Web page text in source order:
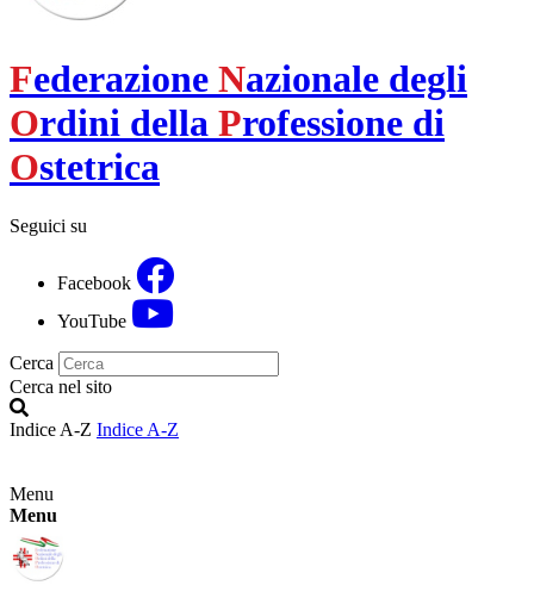
Federazione Nazionale degli
Ordini della Professione di
Ostetrica
Seguici su
Facebook
YouTube
Cerca
Cerca nel sito
Indice A-Z Indice A-Z
Menu
Menu